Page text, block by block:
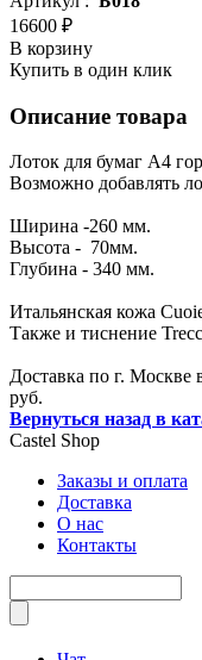
16600 ₽
В корзину
Купить в один клик
Описание товара
Лоток для бумаг А4
Возможно добавлять
Ширина -260 мм.
Высота - 70мм.
Глубина - 340 мм.
Итальянская кожа
Также и тиснение
Доставка по г.
руб.
Вернуться назад в
Castel Shop
Заказы и оплата
Доставка
О нас
Контакты